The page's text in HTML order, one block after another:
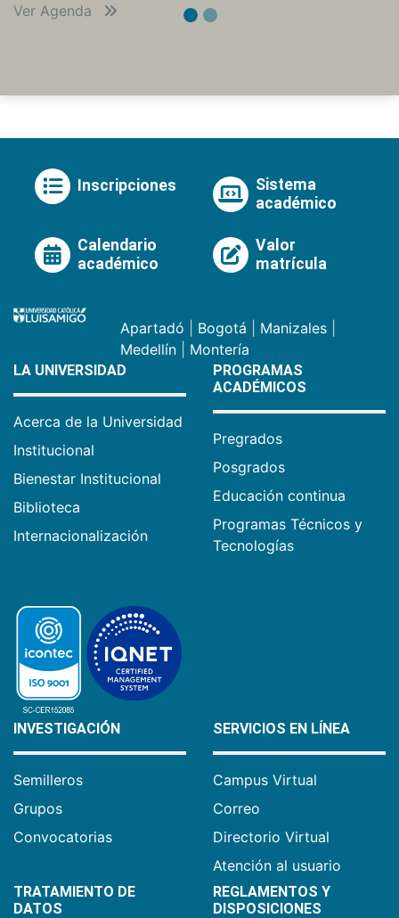
Ver Agenda
Inscripciones
Sistema
académico
Calendario
académico
Valor
matrícula
Apartadó Bogotá Manizales
Medellín
Montería
LA UNIVERSIDAD
Acerca de la Universidad
Institucional
Bienestar Institucional
Biblioteca
Internacionalización
PROGRAMAS
ACADÉMICOS
Pregrados
Posgrados
Educación continua
Programas Técnicos y
Tecnologías
INVESTIGACIÓN
Semilleros
Grupos
Convocatorias
SERVICIOS EN LÍNEA
Campus Virtual
Correo
Directorio Virtual
Atención al usuario
TRATAMIENTO DE
DATOS
REGLAMENTOS Y
DISPOSICIONES